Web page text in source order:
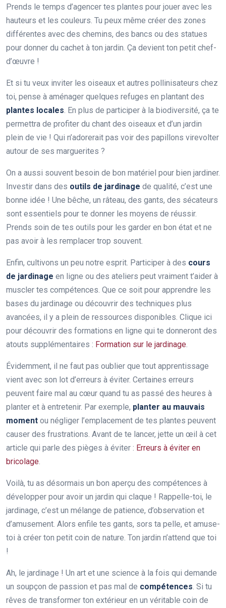
Prends le temps d’agencer tes plantes pour jouer avec les
hauteurs et les couleurs. Tu peux même créer des zones
différentes avec des chemins, des bancs ou des statues
pour donner du cachet à ton jardin. Ça devient ton petit chef-
d’œuvre !
Et si tu veux inviter les oiseaux et autres pollinisateurs chez
toi, pense à aménager quelques refuges en plantant des
plantes locales. En plus de participer à la biodiversité, ça te
permettra de profiter du chant des oiseaux et d’un jardin
plein de vie ! Qui n’adorerait pas voir des papillons virevolter
autour de ses marguerites ?
On a aussi souvent besoin de bon matériel pour bien jardiner.
Investir dans des outils de jardinage de qualité, c’est une
bonne idée ! Une bêche, un râteau, des gants, des sécateurs
sont essentiels pour te donner les moyens de réussir.
Prends soin de tes outils pour les garder en bon état et ne
pas avoir à les remplacer trop souvent.
Enfin, cultivons un peu notre esprit. Participer à des cours
de jardinage en ligne ou des ateliers peut vraiment t’aider à
muscler tes compétences. Que ce soit pour apprendre les
bases du jardinage ou découvrir des techniques plus
avancées, il y a plein de ressources disponibles. Clique ici
pour découvrir des formations en ligne qui te donneront des
atouts supplémentaires : Formation sur le jardinage.
Évidemment, il ne faut pas oublier que tout apprentissage
vient avec son lot d’erreurs à éviter. Certaines erreurs
peuvent faire mal au cœur quand tu as passé des heures à
planter et à entretenir. Par exemple, planter au mauvais
moment ou négliger l’emplacement de tes plantes peuvent
causer des frustrations. Avant de te lancer, jette un œil à cet
article qui parle des pièges à éviter : Erreurs à éviter en
bricolage.
Voilà, tu as désormais un bon aperçu des compétences à
développer pour avoir un jardin qui claque ! Rappelle-toi, le
jardinage, c’est un mélange de patience, d’observation et
d’amusement. Alors enfile tes gants, sors ta pelle, et amuse-
toi à créer ton petit coin de nature. Ton jardin n’attend que toi
!
Ah, le jardinage ! Un art et une science à la fois qui demande
un soupçon de passion et pas mal de compétences. Si tu
rêves de transformer ton extérieur en un véritable coin de